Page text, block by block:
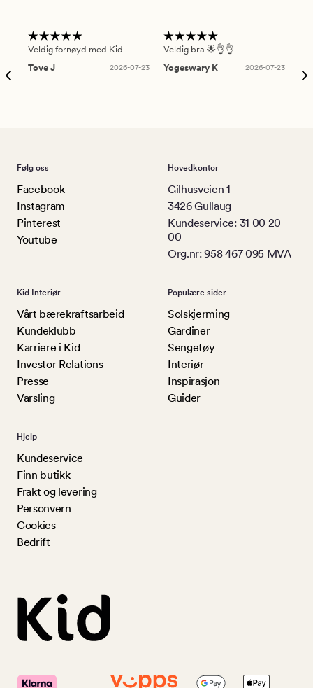
Veldig fornøyd med Kid
Tove J
2026-07-23
Veldig bra 🌟👌👌
Yogeswary K
2026-07-23
Følg oss
Facebook
Instagram
Pinterest
Youtube
Hovedkontor
Gilhusveien 1
3426 Gullaug
Kundeservice: 31 00 20
00
Org.nr: 958 467 095 MVA
Kid Interiør
Vårt bærekraftsarbeid
Kundeklubb
Karriere i Kid
Investor Relations
Presse
Varsling
Populære sider
Solskjerming
Gardiner
Sengetøy
Interiør
Inspirasjon
Guider
Hjelp
Kundeservice
Finn butikk
Frakt og levering
Personvern
Cookies
Bedrift